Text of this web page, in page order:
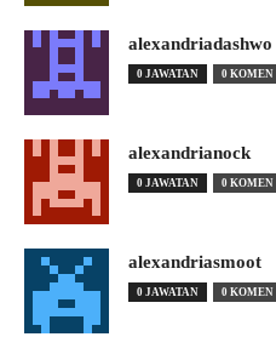
alexandriadashwo
0 JAWATAN 0 KOMEN
alexandrianock
0 JAWATAN 0 KOMEN
alexandriasmoot
0 JAWATAN 0 KOMEN